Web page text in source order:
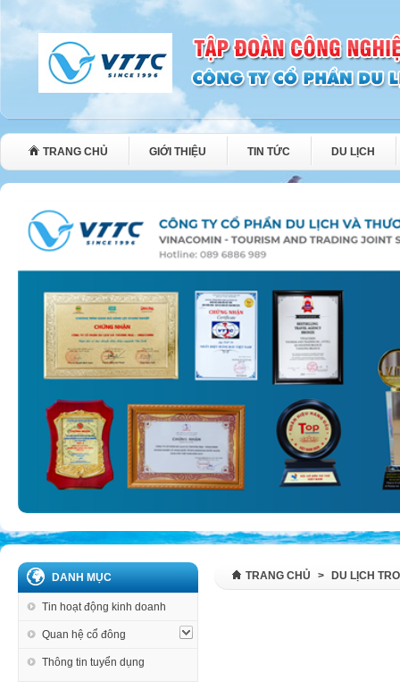
TRANG CHỦ GIỚI THIỆU TIN TỨC DU LỊCH
DANH MỤC
Tin hoạt động kinh doanh
Quan hệ cổ đông
Thông tin tuyển dụng
TRANG CHỦ > DU LỊCH